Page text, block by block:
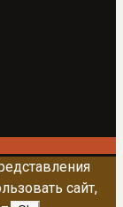
сайт,